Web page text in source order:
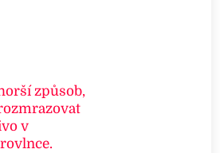
způsob,
v